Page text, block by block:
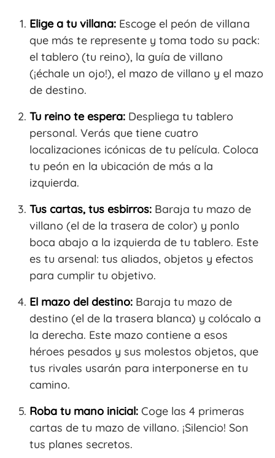
Elige a tu villana: Escoge el peón de villana
que más te represente y toma todo su pack:
el tablero (tu reino), la guía de villano
(¡échale un ojo!), el mazo de villano y el mazo
de destino.
Tu reino te espera: Despliega tu tablero
personal. Verás que tiene cuatro
localizaciones icónicas de tu película. Coloca
tu peón en la ubicación de más a la
izquierda.
Tus cartas, tus esbirros: Baraja tu mazo de
villano (el de la trasera de color) y ponlo
boca abajo a la izquierda de tu tablero. Este
es tu arsenal: tus aliados, objetos y efectos
para cumplir tu objetivo.
El mazo del destino: Baraja tu mazo de
destino (el de la trasera blanca) y colócalo a
la derecha. Este mazo contiene a esos
héroes pesados y sus molestos objetos, que
tus rivales usarán para interponerse en tu
camino.
Roba tu mano inicial: Coge las 4 primeras
cartas de tu mazo de villano. ¡Silencio! Son
tus planes secretos.